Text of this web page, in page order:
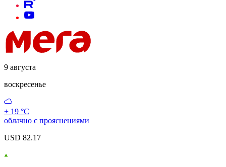
9 августа
воскресенье
+ 19 °С
облачно с прояснениями
USD 82.17